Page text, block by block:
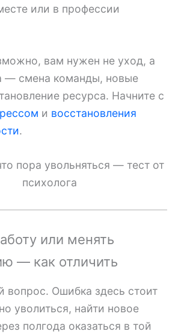
или в профессии
вам нужен не уход, а
— смена команды, новые
ресурса. Начните с
и восстановления
.
или менять
— как отличить
вопрос. Ошибка здесь стоит
уволиться, найти новое
полгода оказаться в той